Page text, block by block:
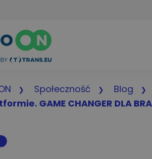
Społeczność Blog
GAME CHANGER DLA